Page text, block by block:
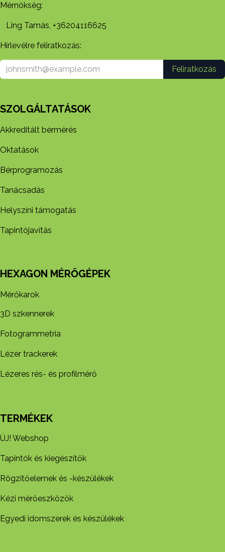
Mérnökség:
Ling Tamás, +36204116625
Hírlevélre feliratkozás:
Feliratkozás
SZOLGÁLTATÁSOK
Akkreditált bérmérés
Oktatások
Bérprogramozás
Tanácsadás
Helyszíni támogatás
Tapintójavítás
HEXAGON MÉRŐGÉPEK
Mérőkarok
3D szkennerek
Fotogrammetria
Lézer trackerek
Lézeres rés- és profilmérő
TERMÉKEK
ÚJ! Webshop
Tapintók és kiegészítők
Rögzítőelemek és -készül​ékek
Kézi mérőeszközök
Egyedi idomszerek és készülékek